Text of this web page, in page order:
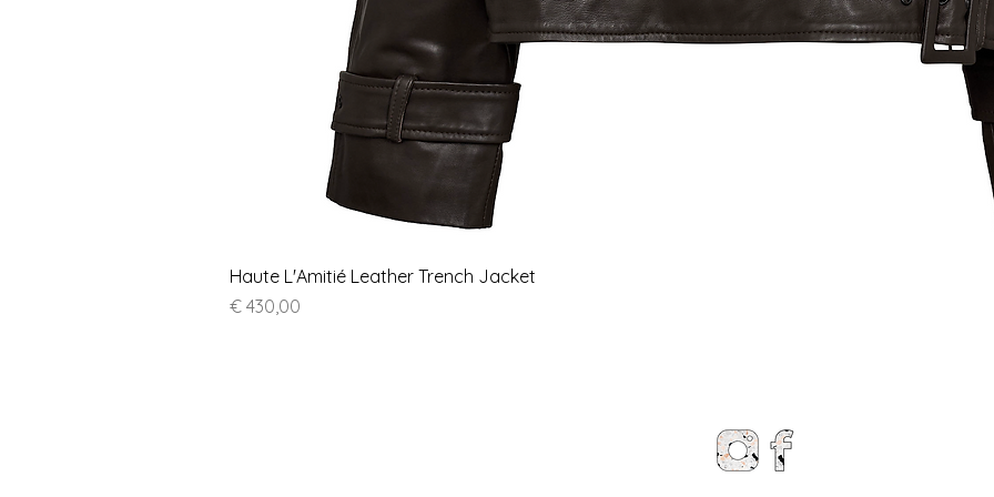
Haute L'Amitié Leather Trench Jacket
Prijs
€ 430,00